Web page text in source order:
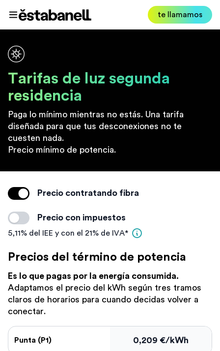
Abrir menú
Estabanell te llamamos
Tarifas de luz segunda
residencia
Paga lo mínimo mientras no estás. Una tarifa
diseñada para que tus desconexiones no te
cuesten nada.
Precio mínimo de potencia.
Ahorra contratando la fibra
Precio contratando fibra
Habilitar impuestos
Precio con impuestos
5,11% del IEE y con el 21% de IVA*
Precios del término de potencia
Es lo que pagas por la energía consumida.
Adaptamos el precio del kWh según tres tramos
claros de horarios para cuando decidas volver a
conectar.
Punta (P1) 0,209 €/kWh